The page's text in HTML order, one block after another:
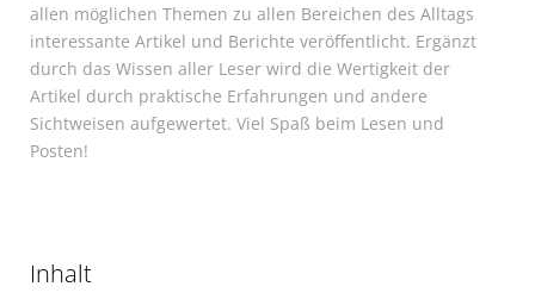
allen möglichen Themen zu allen Bereichen des Alltags
interessante Artikel und Berichte veröffentlicht. Ergänzt
durch das Wissen aller Leser wird die Wertigkeit der
Artikel durch praktische Erfahrungen und andere
Sichtweisen aufgewertet. Viel Spaß beim Lesen und
Posten!
Inhalt